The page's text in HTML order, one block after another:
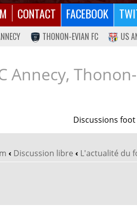
CONTACT FACEBOOK
THONON-EVIAN FC US
Annecy,
Discussions foot
‹ Discussion libre ‹ L'actualité du